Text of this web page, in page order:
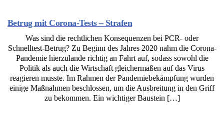
Betrug mit Corona-Tests – Strafen
Was sind die rechtlichen Konsequenzen bei PCR- oder
Schnelltest-Betrug? Zu Beginn des Jahres 2020 nahm die Corona-
Pandemie hierzulande richtig an Fahrt auf, sodass sowohl die
Politik als auch die Wirtschaft gleichermaßen auf das Virus
reagieren musste. Im Rahmen der Pandemiebekämpfung wurden
einige Maßnahmen beschlossen, um die Ausbreitung in den Griff
zu bekommen. Ein wichtiger Baustein […]